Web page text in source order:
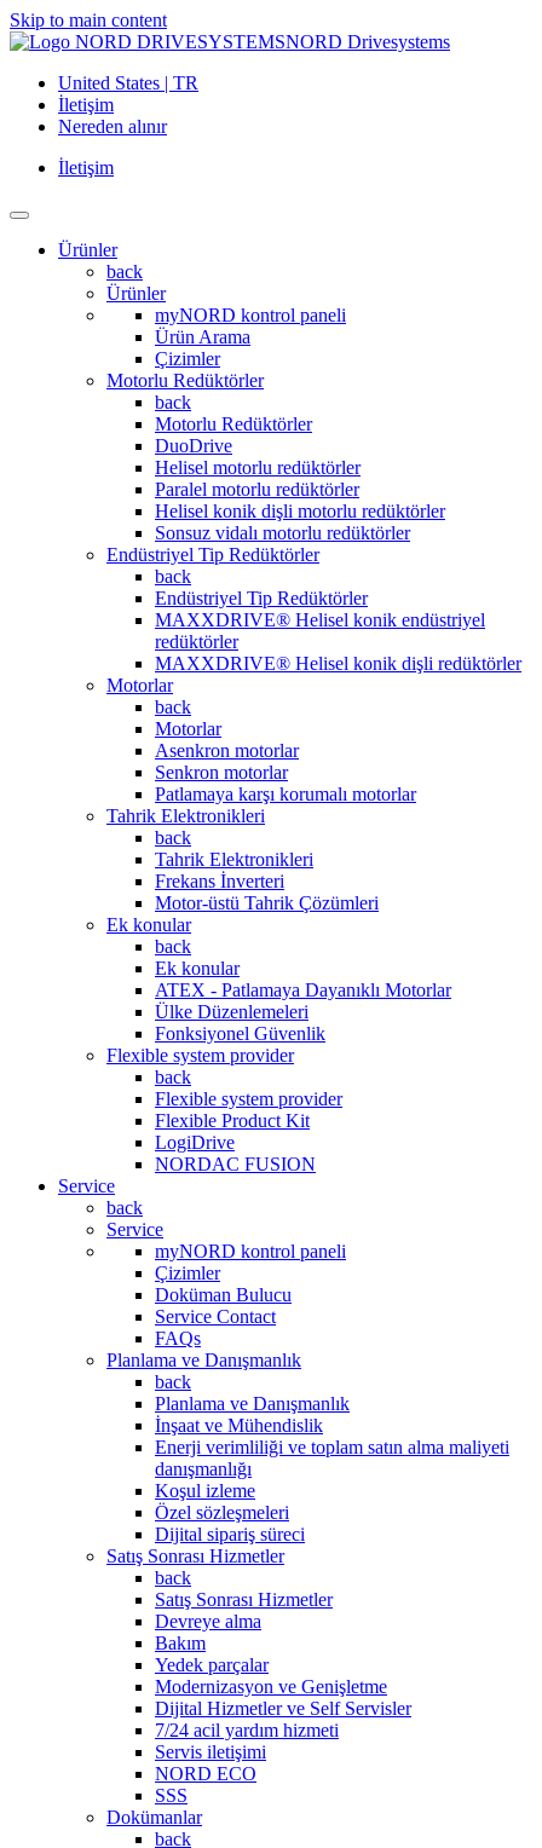
Skip to main content
NORD Drivesystems
United States | TR
İletişim
Nereden alınır
İletişim
Ürünler
back
Ürünler
myNORD kontrol paneli
Ürün Arama
Çizimler
Motorlu Redüktörler
back
Motorlu Redüktörler
DuoDrive
Helisel motorlu redüktörler
Paralel motorlu redüktörler
Helisel konik dişli motorlu redüktörler
Sonsuz vidalı motorlu redüktörler
Endüstriyel Tip Redüktörler
back
Endüstriyel Tip Redüktörler
MAXXDRIVE® Helisel konik endüstriyel
redüktörler
MAXXDRIVE® Helisel konik dişli redüktörler
Motorlar
back
Motorlar
Asenkron motorlar
Senkron motorlar
Patlamaya karşı korumalı motorlar
Tahrik Elektronikleri
back
Tahrik Elektronikleri
Frekans İnverteri
Motor-üstü Tahrik Çözümleri
Ek konular
back
Ek konular
ATEX - Patlamaya Dayanıklı Motorlar
Ülke Düzenlemeleri
Fonksiyonel Güvenlik
Flexible system provider
back
Flexible system provider
Flexible Product Kit
LogiDrive
NORDAC FUSION
Service
back
Service
myNORD kontrol paneli
Çizimler
Doküman Bulucu
Service Contact
FAQs
Planlama ve Danışmanlık
back
Planlama ve Danışmanlık
İnşaat ve Mühendislik
Enerji verimliliği ve toplam satın alma maliyeti
danışmanlığı
Koşul izleme
Özel sözleşmeleri
Dijital sipariş süreci
Satış Sonrası Hizmetler
back
Satış Sonrası Hizmetler
Devreye alma
Bakım
Yedek parçalar
Modernizasyon ve Genişletme
Dijital Hizmetler ve Self Servisler
7/24 acil yardım hizmeti
Servis iletişimi
NORD ECO
SSS
Dokümanlar
back